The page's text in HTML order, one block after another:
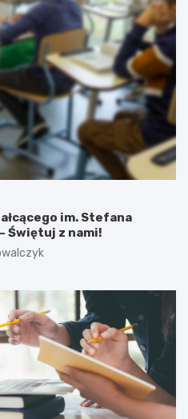
im. Stefana
Świętuj z nami!